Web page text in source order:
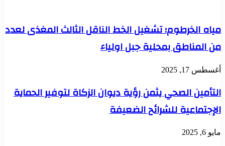
مياه الخرطوم؛ تشغيل الخط الناقل الثالث المغذى لعدد
من المناطق بمحلية جبل اولياء
أغسطس 17, 2025
التأمين الصحي يثمن رؤية ديوان الزكاة لتوفير الحماية
الإجتماعية للشرائح الضعيفة
مايو 6, 2025